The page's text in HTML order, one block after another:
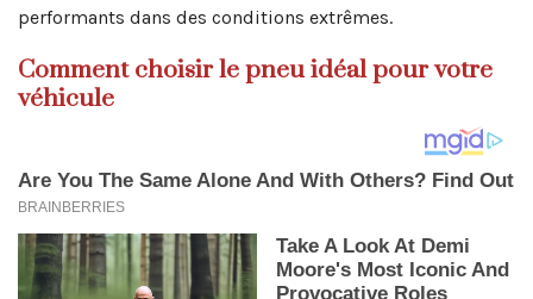
performants dans des conditions extrêmes.
Comment choisir le pneu idéal pour votre
véhicule